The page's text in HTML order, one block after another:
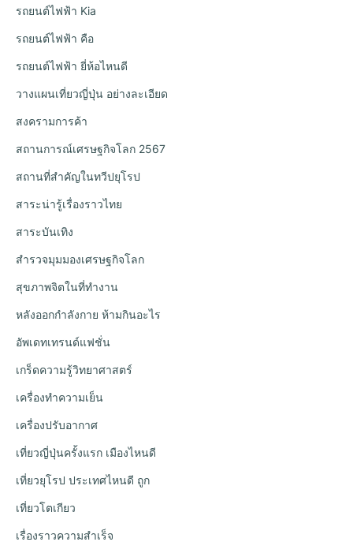
รถยนต์ไฟฟ้า Kia
รถยนต์ไฟฟ้า คือ
รถยนต์ไฟฟ้า ยี่ห้อไหนดี
วางแผนเที่ยวญี่ปุ่น อย่างละเอียด
สงครามการค้า
สถานการณ์เศรษฐกิจโลก 2567
สถานที่สำคัญในทวีปยุโรป
สาระน่ารู้เรื่องราวไทย
สาระบันเทิง
สำรวจมุมมองเศรษฐกิจโลก
สุขภาพจิตในที่ทำงาน
หลังออกกําลังกาย ห้ามกินอะไร
อัพเดทเทรนด์แฟชั่น
เกร็ดความรู้วิทยาศาสตร์
เครื่องทำความเย็น
เครื่องปรับอากาศ
เที่ยวญี่ปุ่นครั้งแรก เมืองไหนดี
เที่ยวยุโรป ประเทศไหนดี ถูก
เที่ยวโตเกียว
เรื่องราวความสำเร็จ